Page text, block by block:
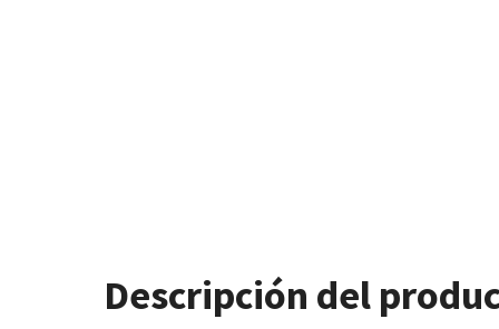
Descripción del